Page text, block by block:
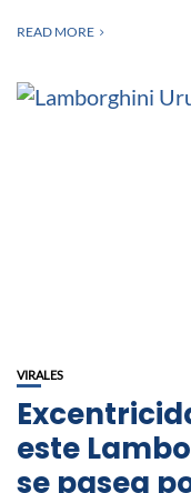
READ MORE
VIRALES
este
se pasea